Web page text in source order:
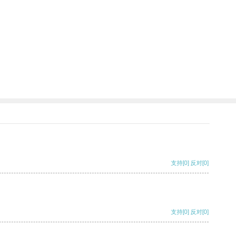
支持[0] 反对[0]
支持[0] 反对[0]